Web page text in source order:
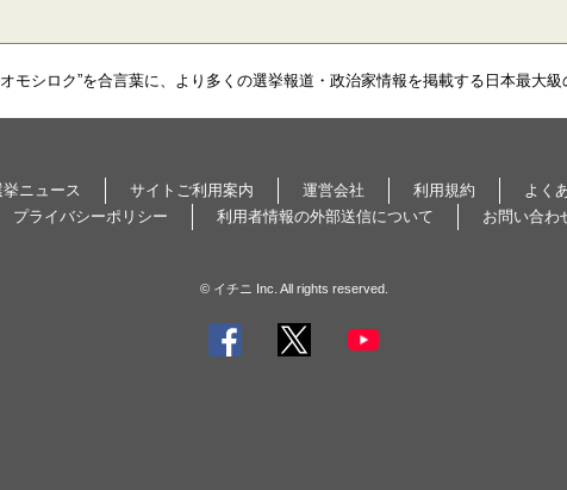
モシロク”を合言葉に、より多くの選挙報道・政治家情報を掲載する日本最大
挙ニュース サイトご利用案内 運営会社 利用規約
よく
プライバシーポリシー
利用者情報の外部送信について お問い合わ
© イチニ Inc. All rights reserved.